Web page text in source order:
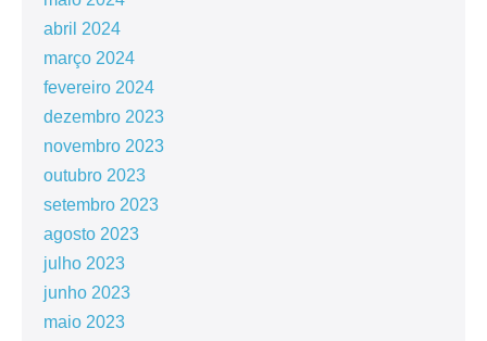
abril 2024
março 2024
fevereiro 2024
dezembro 2023
novembro 2023
outubro 2023
setembro 2023
agosto 2023
julho 2023
junho 2023
maio 2023